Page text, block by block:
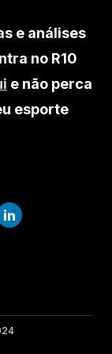
e análises
no R10
e não perca
esporte